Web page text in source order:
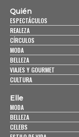
Quién
ESPECTÁCULOS
REALEZA
CÍRCULOS
MODA
BELLEZA
VIAJES Y GOURMET
CULTURA
Elle
MODA
BELLEZA
CELEBS